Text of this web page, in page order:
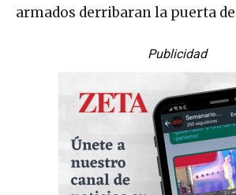
armados derribaran la puerta
Publicidad